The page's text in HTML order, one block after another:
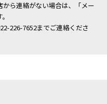
ら連絡がない場合は、「メー
226-7652までご連絡くださ